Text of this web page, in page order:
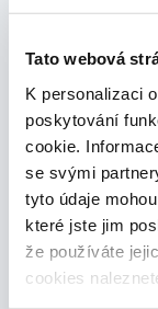
Tato webová
K personalizaci
poskytování
cookie.
se svými
tyto údaje
které jste jim
že používáte
cookies
on the rules
Information
units
government.